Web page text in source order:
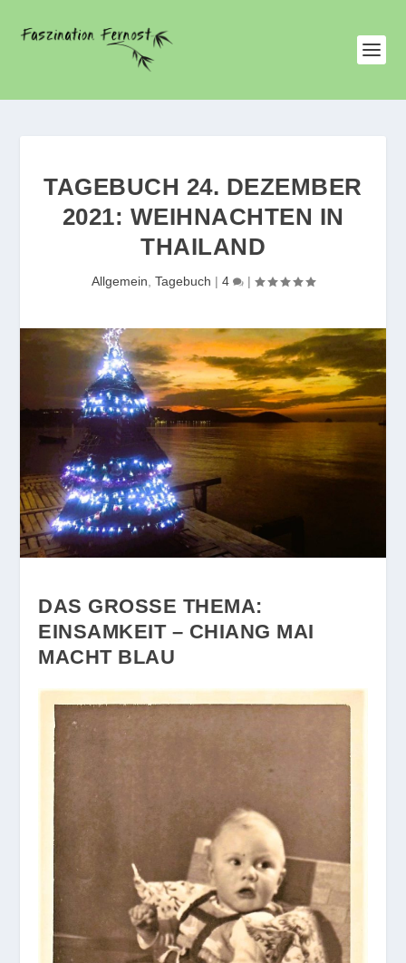
TAGEBUCH 24. DEZEMBER
2021: WEIHNACHTEN IN
THAILAND
Allgemein Tagebuch | 4 |
DAS GROSSE THEMA: E
INSAMKEIT – CHIANG MAI M
ACHT BLAU